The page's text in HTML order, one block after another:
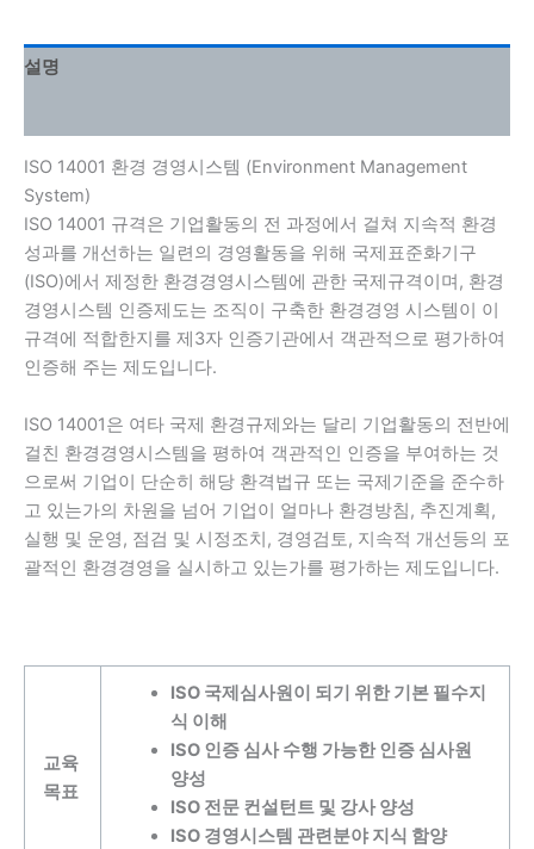
설명
ISO 14001 환경 경영시스템 (Environment Management
System)
ISO 14001 규격은 기업활동의 전 과정에서 걸쳐 지속적 환경
성과를 개선하는 일련의 경영활동을 위해 국제표준화기구
(ISO)에서 제정한 환경경영시스템에 관한 국제규격이며, 환경
경영시스템 인증제도는 조직이 구축한 환경경영 시스템이 이
규격에 적합한지를 제3자 인증기관에서 객관적으로 평가하여
인증해 주는 제도입니다.
ISO 14001은 여타 국제 환경규제와는 달리 기업활동의 전반에
걸친 환경경영시스템을 평하여 객관적인 인증을 부여하는 것
으로써 기업이 단순히 해당 환격법규 또는 국제기준을 준수하
고 있는가의 차원을 넘어 기업이 얼마나 환경방침, 추진계획,
실행 및 운영, 점검 및 시정조치, 경영검토, 지속적 개선등의 포
괄적인 환경경영을 실시하고 있는가를 평가하는 제도입니다.
교육
목표
ISO 국제심사원이 되기 위한 기본 필수지
식 이해
ISO 인증 심사 수행 가능한 인증 심사원
양성
ISO 전문 컨설턴트 및 강사 양성
ISO 경영시스템 관련분야 지식 함양